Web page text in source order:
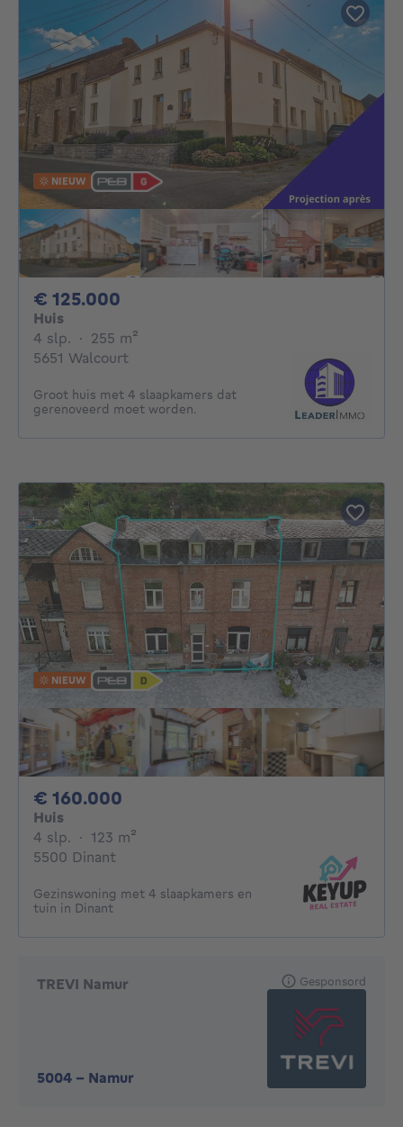
NIEUW
€ 125.000
Huis
4 slp. 4 slaapkamers
· 255 m²
5651 Walcourt
Groot huis met 4 slaapkamers dat
gerenoveerd moet worden.
NIEUW
€ 160.000
Huis
4 slp. 4 slaapkamers
· 123 m²
5500 Dinant
Gezinswoning met 4 slaapkamers en
tuin in Dinant
TREVI Namur
5004 - Namur
Gesponsord